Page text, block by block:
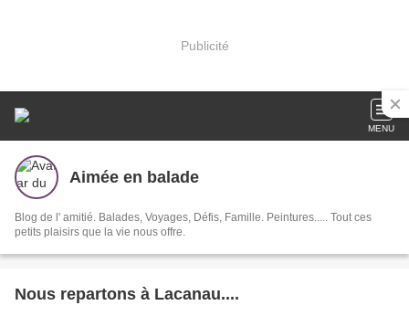
Publicité
MENU
Aimée en balade
Blog de l' amitié. Balades, Voyages, Défis, Famille. Peintures..... Tout ces
petits plaisirs que la vie nous offre.
Nous repartons à Lacanau....